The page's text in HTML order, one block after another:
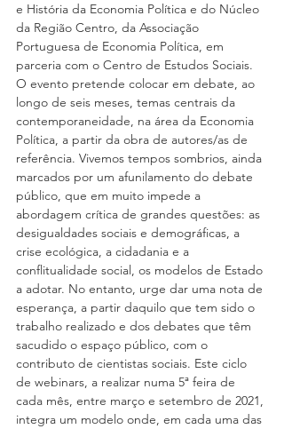
e História da Economia Política e do Núcleo
da Região Centro, da Associação
Portuguesa de Economia Política, em
parceria com o Centro de Estudos Sociais.
O evento pretende colocar em debate, ao
longo de seis meses, temas centrais da
contemporaneidade, na área da Economia
Política, a partir da obra de autores/as de
referência. Vivemos tempos sombrios, ainda
marcados por um afunilamento do debate
público, que em muito impede a
abordagem crítica de grandes questões: as
desigualdades sociais e demográficas, a
crise ecológica, a cidadania e a
conflitualidade social, os modelos de Estado
a adotar. No entanto, urge dar uma nota de
esperança, a partir daquilo que tem sido o
trabalho realizado e dos debates que têm
sacudido o espaço público, com o
contributo de cientistas sociais. Este ciclo
de webinars, a realizar numa 5ª feira de
cada mês, entre março e setembro de 2021,
integra um modelo onde, em cada uma das